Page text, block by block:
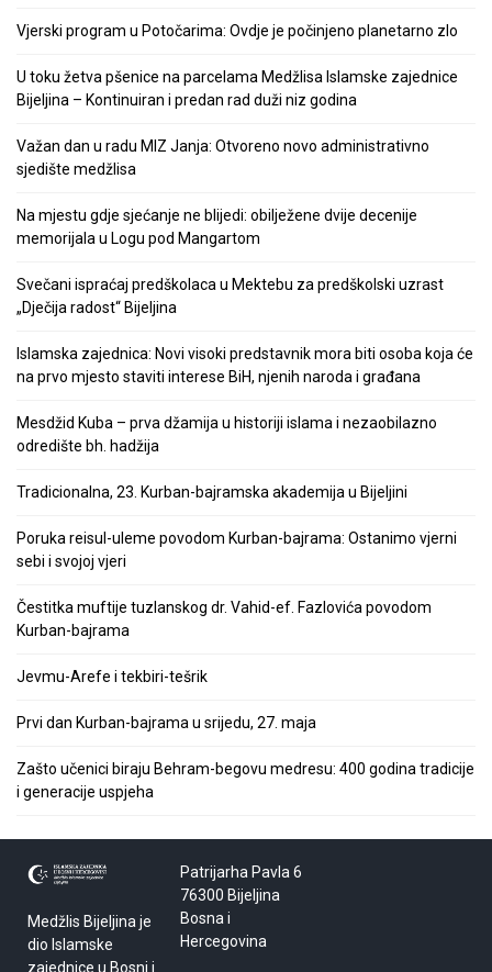
Vjerski program u Potočarima: Ovdje je počinjeno planetarno zlo
U toku žetva pšenice na parcelama Medžlisa Islamske zajednice
Bijeljina – Kontinuiran i predan rad duži niz godina
Važan dan u radu MIZ Janja: Otvoreno novo administrativno
sjedište medžlisa
Na mjestu gdje sjećanje ne blijedi: obilježene dvije decenije
memorijala u Logu pod Mangartom
Svečani ispraćaj predškolaca u Mektebu za predškolski uzrast
„Dječija radost“ Bijeljina
Islamska zajednica: Novi visoki predstavnik mora biti osoba koja će
na prvo mjesto staviti interese BiH, njenih naroda i građana
Mesdžid Kuba – prva džamija u historiji islama i nezaobilazno
odredište bh. hadžija
Tradicionalna, 23. Kurban-bajramska akademija u Bijeljini
Poruka reisul-uleme povodom Kurban-bajrama: Ostanimo vjerni
sebi i svojoj vjeri
Čestitka muftije tuzlanskog dr. Vahid-ef. Fazlovića povodom
Kurban-bajrama
Jevmu-Arefe i tekbiri-tešrik
Prvi dan Kurban-bajrama u srijedu, 27. maja
Zašto učenici biraju Behram-begovu medresu: 400 godina tradicije
i generacije uspjeha
Medžlis Bijeljina je
dio Islamske
zajednice u Bosni i
Patrijarha Pavla 6
76300 Bijeljina
Bosna i
Hercegovina